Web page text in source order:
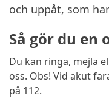
och uppåt, som
Så gör du en
Du kan ringa, mejla
oss. Obs! Vid akut
på 112.